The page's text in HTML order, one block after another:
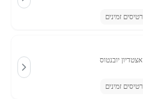
אצטדיון יובנטוס